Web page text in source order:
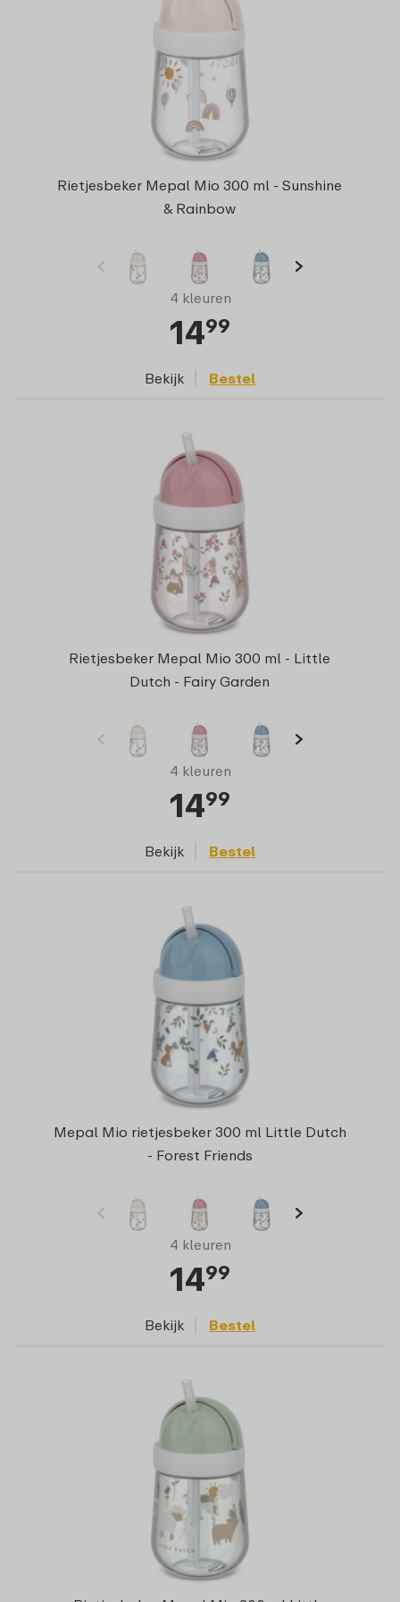
Rietjesbeker Mepal Mio 300 ml - Sunshine
& Rainbow
4 kleuren
1499
Bekijk Bestel
Rietjesbeker Mepal Mio 300 ml - Little
Dutch - Fairy Garden
4 kleuren
1499
Bekijk Bestel
Mepal Mio rietjesbeker 300 ml Little Dutch
- Forest Friends
4 kleuren
1499
Bekijk Bestel